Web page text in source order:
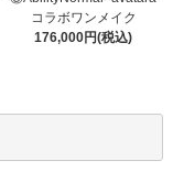
コラボワンメイク
176,000円(税込)